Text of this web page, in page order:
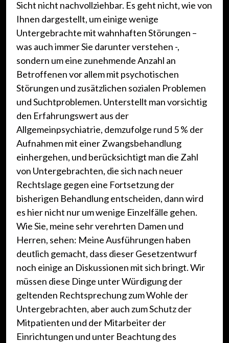
Sicht nicht nachvollziehbar. Es geht nicht, wie von
Ihnen dargestellt, um einige wenige
Untergebrachte mit wahnhaften Störungen –
was auch immer Sie darunter verstehen -,
sondern um eine zunehmende Anzahl an
Betroffenen vor allem mit psychotischen
Störungen und zusätzlichen sozialen Problemen
und Suchtproblemen. Unterstellt man vorsichtig
den Erfahrungswert aus der
Allgemeinpsychiatrie, demzufolge rund 5 % der
Aufnahmen mit einer Zwangsbehandlung
einhergehen, und berücksichtigt man die Zahl
von Untergebrachten, die sich nach neuer
Rechtslage gegen eine Fortsetzung der
bisherigen Behandlung entscheiden, dann wird
es hier nicht nur um wenige Einzelfälle gehen.
Wie Sie, meine sehr verehrten Damen und
Herren, sehen: Meine Ausführungen haben
deutlich gemacht, dass dieser Gesetzentwurf
noch einige an Diskussionen mit sich bringt. Wir
müssen diese Dinge unter Würdigung der
geltenden Rechtsprechung zum Wohle der
Untergebrachten, aber auch zum Schutz der
Mitpatienten und der Mitarbeiter der
Einrichtungen und unter Beachtung des